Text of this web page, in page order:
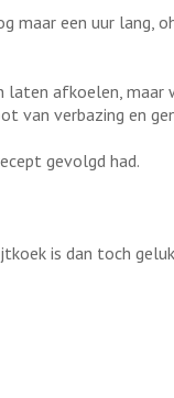
maar een uur lang,
laten afkoelen, maar
van verbazing en
gevolgd had.
is dan toch